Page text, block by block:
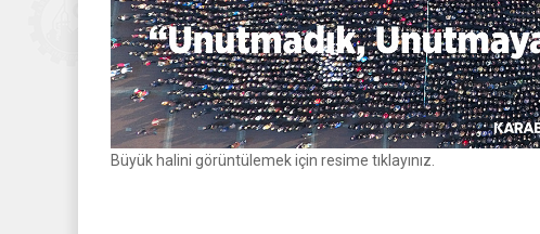
Büyük halini görüntülemek için resime tıklayınız.